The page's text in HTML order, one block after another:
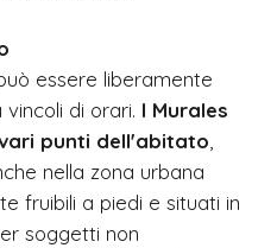
essere liberamente
di orari. I Murales
punti dell'abitato
nella zona urbana
fruibili a piedi e situati in
soggetti non